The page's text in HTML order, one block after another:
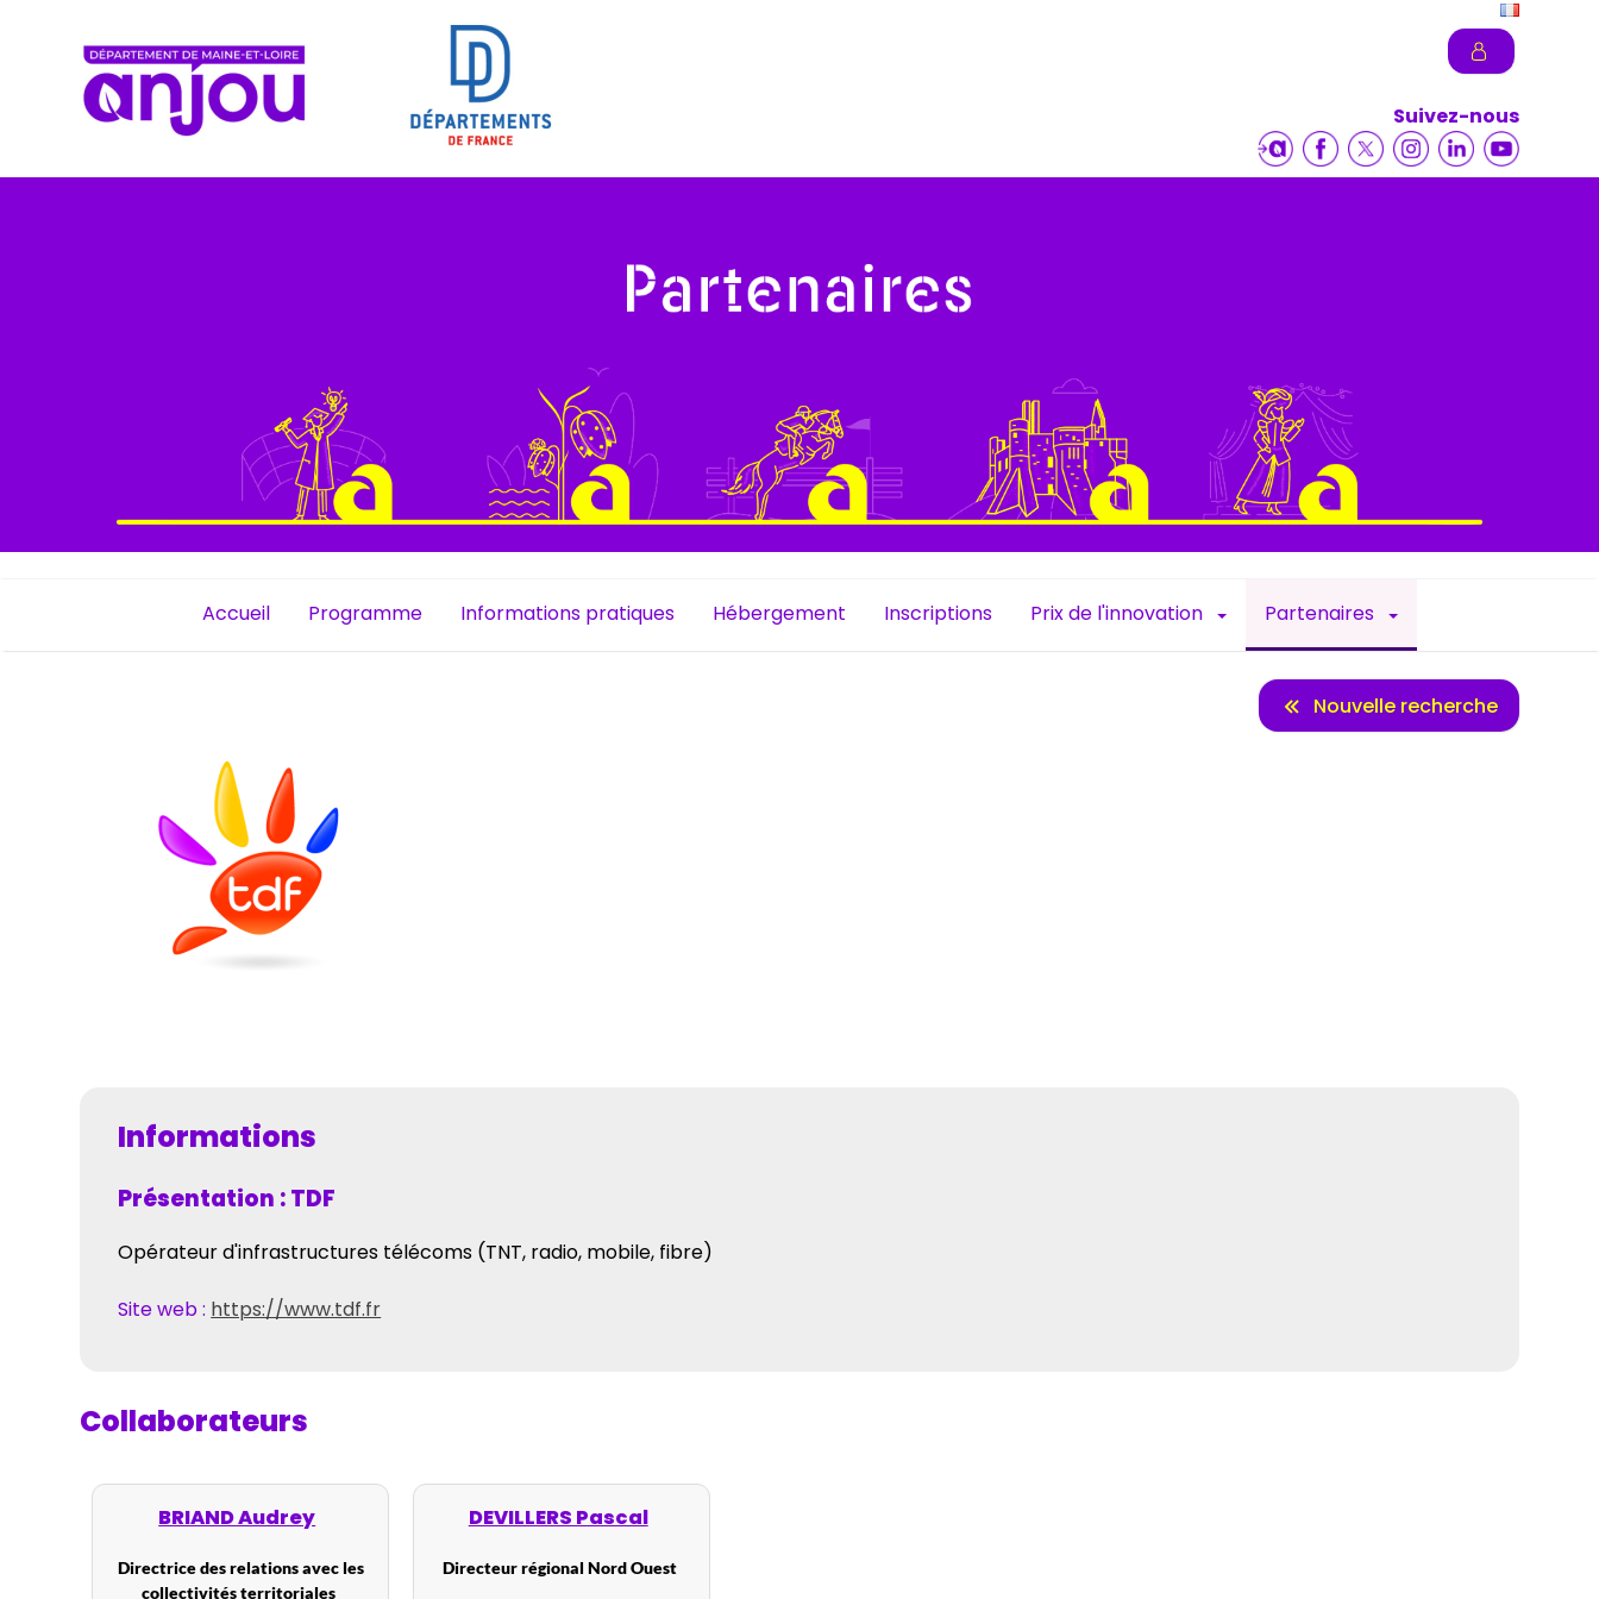
Suivez-nous
Accueil Programme Informations pratiques Hébergement Inscriptions Prix de l'innovation Partenaires
Nouvelle recherche
Informations
Présentation : TDF
Opérateur d'infrastructures télécoms (TNT, radio, mobile, fibre)
Site web : https://www.tdf.fr
Collaborateurs
BRIAND Audrey
Directrice des relations avec les
collectivités territoriales
DEVILLERS Pascal
Directeur régional Nord Ouest